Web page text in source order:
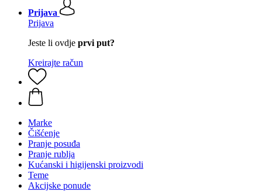
Prijava
Prijava
Jeste li ovdje prvi put?
Kreirajte račun
Marke
Čišćenje
Pranje posuđa
Pranje rublja
Kućanski i higijenski proizvodi
Teme
Akcijske ponude